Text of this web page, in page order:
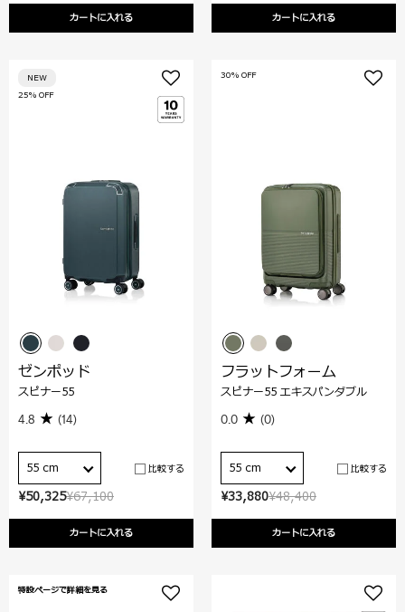
カートに入れる カートに入れる
¥67,100
¥50,325
カートに入れる
25% OFF
NEW
ゼンポッド
スピナー55
4.8 (14)
55 cm 比較する
¥48,400
¥33,880
カートに入れる
30% OFF
フラットフォーム
スピナー55 エキスパンダブル
0.0 (0)
55 cm 比較する
特設ページで詳細を見る